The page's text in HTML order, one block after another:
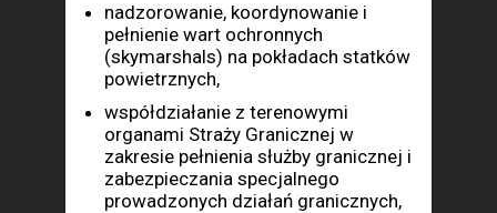
nadzorowanie, koordynowanie i
pełnienie wart ochronnych
(skymarshals) na pokładach statków
powietrznych,
współdziałanie z terenowymi
organami Straży Granicznej w
zakresie pełnienia służby granicznej i
zabezpieczania specjalnego
prowadzonych działań granicznych,